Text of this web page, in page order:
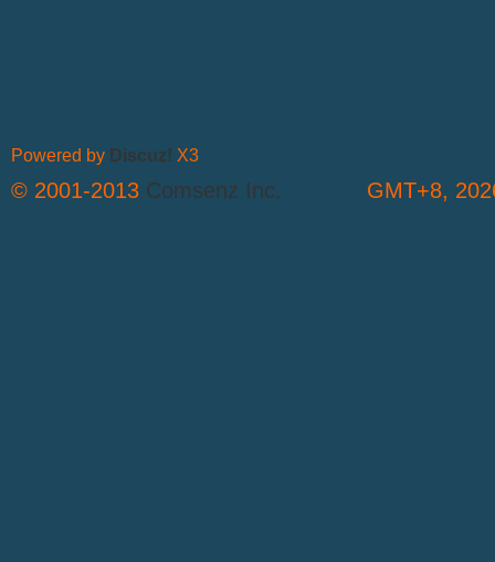
GMT+8,
Powered by Discuz! X3
© 2001-2013 Comsenz Inc.